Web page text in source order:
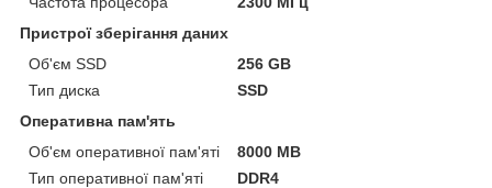
Пристрої зберігання даних
Об'єм SSD
256 GB
Тип диска
SSD
Оперативна пам'ять
Об'єм оперативної пам'яті
8000 MB
Тип оперативної пам'яті
DDR4